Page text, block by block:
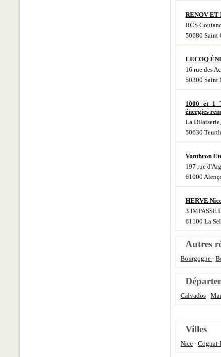
RENOV ET
RCS
50680 Saint
LECOQ
16 rue des
50300 Saint
1000 et 1
énergies
La Dilaiserie,
50630
Vonthron
197 rue
61000
HERVE
3 IMPASSE
61100 La
Autres
Bourgogne -
Calvados -
Villes
Nice -